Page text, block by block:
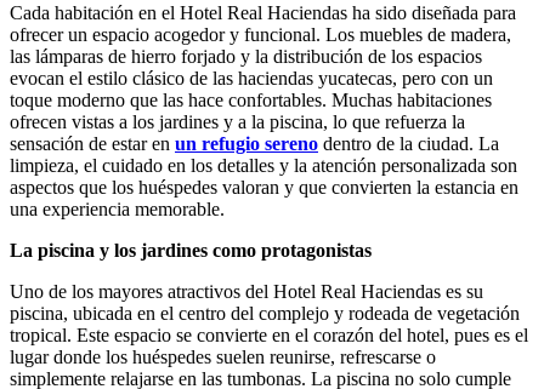
Cada habitación en el Hotel Real Haciendas ha sido diseñada para
ofrecer un espacio acogedor y funcional. Los muebles de madera,
las lámparas de hierro forjado y la distribución de los espacios
evocan el estilo clásico de las haciendas yucatecas, pero con un
toque moderno que las hace confortables. Muchas habitaciones
ofrecen vistas a los jardines y a la piscina, lo que refuerza la
sensación de estar en un refugio sereno dentro de la ciudad. La
limpieza, el cuidado en los detalles y la atención personalizada son
aspectos que los huéspedes valoran y que convierten la estancia en
una experiencia memorable.
La piscina y los jardines como protagonistas
Uno de los mayores atractivos del Hotel Real Haciendas es su
piscina, ubicada en el centro del complejo y rodeada de vegetación
tropical. Este espacio se convierte en el corazón del hotel, pues es el
lugar donde los huéspedes suelen reunirse, refrescarse o
simplemente relajarse en las tumbonas. La piscina no solo cumple